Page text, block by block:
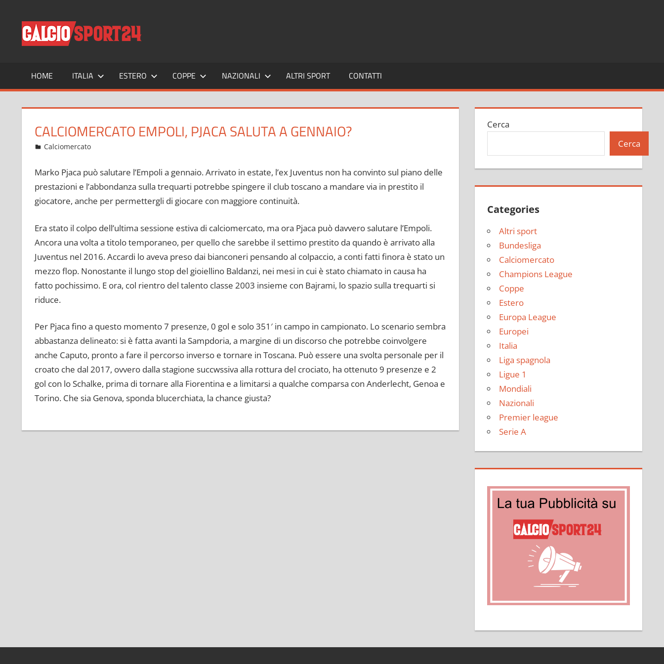
contenuto
Tutto
sul
mondo
calcio
e
HOME ITALIA ESTERO COPPE NAZIONALI ALTRI SPORT CONTATTI
CALCIOMERCATO EMPOLI, PJACA SALUTA A GENNAIO?
Dicembre 9, 2022
admin
Calciomercato
Marko Pjaca può salutare l’Empoli a gennaio. Arrivato in estate, l’ex Juventus non ha convinto sul piano delle
prestazioni e l’abbondanza sulla trequarti potrebbe spingere il club toscano a mandare via in prestito il
giocatore, anche per permettergli di giocare con maggiore continuità.
Era stato il colpo dell’ultima sessione estiva di calciomercato, ma ora Pjaca può davvero salutare l’Empoli.
Ancora una volta a titolo temporaneo, per quello che sarebbe il settimo prestito da quando è arrivato alla
Juventus nel 2016. Accardi lo aveva preso dai bianconeri pensando al colpaccio, a conti fatti finora è stato un
mezzo flop. Nonostante il lungo stop del gioiellino Baldanzi, nei mesi in cui è stato chiamato in causa ha
fatto pochissimo. E ora, col rientro del talento classe 2003 insieme con Bajrami, lo spazio sulla trequarti si
riduce.
Per Pjaca fino a questo momento 7 presenze, 0 gol e solo 351′ in campo in campionato. Lo scenario sembra
abbastanza delineato: si è fatta avanti la Sampdoria, a margine di un discorso che potrebbe coinvolgere
anche Caputo, pronto a fare il percorso inverso e tornare in Toscana. Può essere una svolta personale per il
croato che dal 2017, ovvero dalla stagione succwssiva alla rottura del crociato, ha ottenuto 9 presenze e 2
gol con lo Schalke, prima di tornare alla Fiorentina e a limitarsi a qualche comparsa con Anderlecht, Genoa e
Torino. Che sia Genova, sponda blucerchiata, la chance giusta?
Cerca
Cerca
Categories
Altri sport
Bundesliga
Calciomercato
Champions League
Coppe
Estero
Europa League
Europei
Italia
Liga spagnola
Ligue 1
Mondiali
Nazionali
Premier league
Serie A